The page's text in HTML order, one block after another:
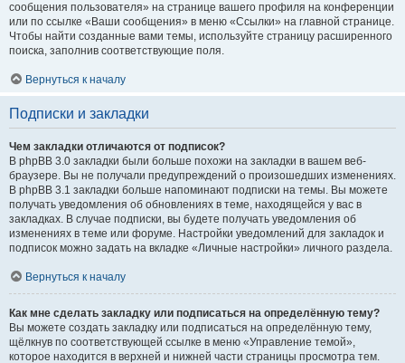
сообщения пользователя» на странице вашего профиля на конференции
или по ссылке «Ваши сообщения» в меню «Ссылки» на главной странице.
Чтобы найти созданные вами темы, используйте страницу расширенного
поиска, заполнив соответствующие поля.
Вернуться к началу
Подписки и закладки
Чем закладки отличаются от подписок?
В phpBB 3.0 закладки были больше похожи на закладки в вашем веб-
браузере. Вы не получали предупреждений о произошедших изменениях.
В phpBB 3.1 закладки больше напоминают подписки на темы. Вы можете
получать уведомления об обновлениях в теме, находящейся у вас в
закладках. В случае подписки, вы будете получать уведомления об
изменениях в теме или форуме. Настройки уведомлений для закладок и
подписок можно задать на вкладке «Личные настройки» личного раздела.
Вернуться к началу
Как мне сделать закладку или подписаться на определённую тему?
Вы можете создать закладку или подписаться на определённую тему,
щёлкнув по соответствующей ссылке в меню «Управление темой»,
которое находится в верхней и нижней части страницы просмотра тем.